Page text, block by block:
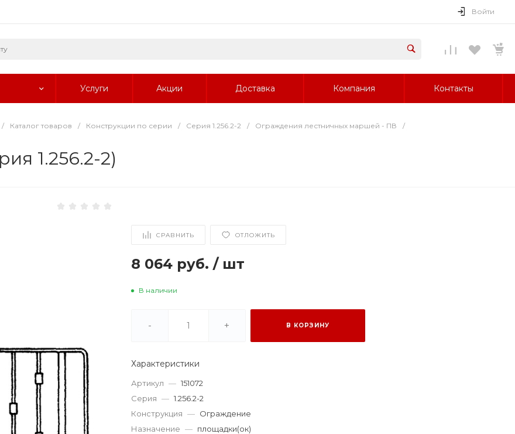
Войти
Услуги Акции Доставка Компания Контакты
/ Каталог товаров / Конструкции по серии / Серия 1.256.2-2 / Ограждения лестничных маршей - ПВ
/
1.256.2-2)
СРАВНИТЬ ОТЛОЖИТЬ
8 064 руб. / шт
В наличии
- + В КОРЗИНУ
Характеристики
Артикул — 151072
Серия — 1.256.2-2
Конструкция — Ограждение
Назначение — площадки(ок)